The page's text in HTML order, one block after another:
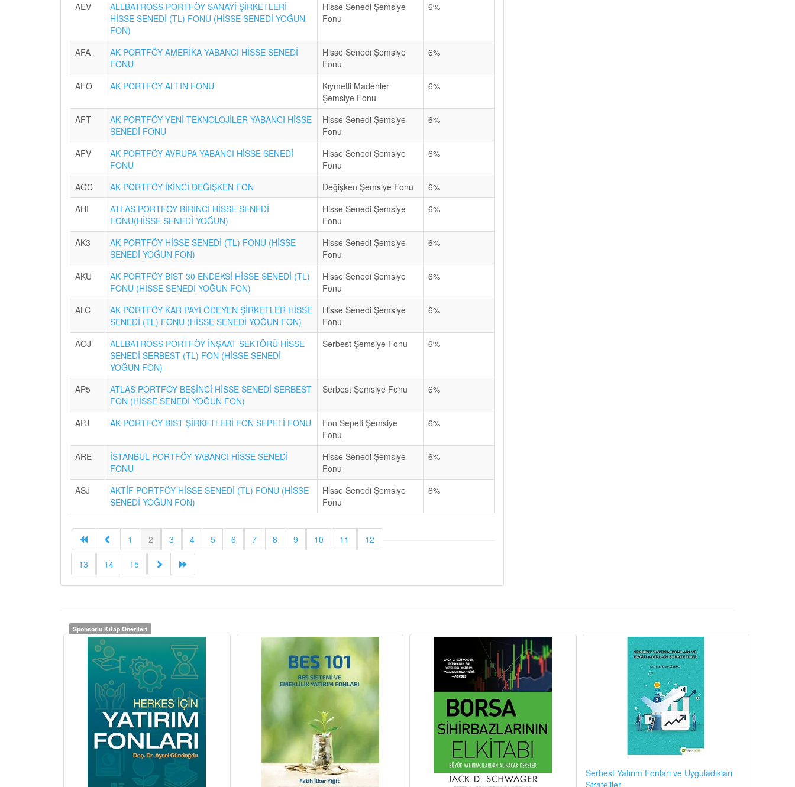
AEV
ALLBATROSS PORTFÖY SANAYİ ŞİRKETLERİ
HİSSE SENEDİ (TL) FONU (HİSSE SENEDİ YOĞUN
FON)
Hisse Senedi Şemsiye
Fonu
6%
AFA
AK PORTFÖY AMERİKA YABANCI HİSSE SENEDİ
FONU
Hisse Senedi Şemsiye
Fonu
6%
AFO AK PORTFÖY ALTIN FONU
Kıymetli Madenler
Şemsiye Fonu
6%
AFT
AK PORTFÖY YENİ TEKNOLOJİLER YABANCI HİSSE
SENEDİ FONU
Hisse Senedi Şemsiye
Fonu
6%
AFV
AK PORTFÖY AVRUPA YABANCI HİSSE SENEDİ
FONU
Hisse Senedi Şemsiye
Fonu
6%
AGC AK PORTFÖY İKİNCİ DEĞİŞKEN FON Değişken Şemsiye Fonu
6%
AHI
ATLAS PORTFÖY BİRİNCİ HİSSE SENEDİ
FONU(HİSSE SENEDİ YOĞUN)
Hisse Senedi Şemsiye
Fonu
6%
AK3
AK PORTFÖY HİSSE SENEDİ (TL) FONU (HİSSE
SENEDİ YOĞUN FON)
Hisse Senedi Şemsiye
Fonu
6%
AKU
AK PORTFÖY BIST 30 ENDEKSİ HİSSE SENEDİ (TL)
FONU (HİSSE SENEDİ YOĞUN FON)
Hisse Senedi Şemsiye
Fonu
6%
ALC
AK PORTFÖY KAR PAYI ÖDEYEN ŞİRKETLER HİSSE
SENEDİ (TL) FONU (HİSSE SENEDİ YOĞUN FON)
Hisse Senedi Şemsiye
Fonu
6%
AOJ
ALLBATROSS PORTFÖY İNŞAAT SEKTÖRÜ HİSSE
SENEDİ SERBEST (TL) FON (HİSSE SENEDİ
YOĞUN FON)
Serbest Şemsiye Fonu 6%
AP5
ATLAS PORTFÖY BEŞİNCİ HİSSE SENEDİ SERBEST
FON (HİSSE SENEDİ YOĞUN FON)
Serbest Şemsiye Fonu 6%
APJ AK PORTFÖY BIST ŞİRKETLERİ FON SEPETİ FONU
Fon Sepeti Şemsiye
Fonu
6%
ARE
İSTANBUL PORTFÖY YABANCI HİSSE SENEDİ
FONU
Hisse Senedi Şemsiye
Fonu
6%
ASJ
AKTİF PORTFÖY HİSSE SENEDİ (TL) FONU (HİSSE
SENEDİ YOĞUN FON)
Hisse Senedi Şemsiye
Fonu
6%
1 2 3 4 5 6 7 8 9 10 11 12
13 14 15
Sponsorlu Kitap Önerileri
Serbest Yatırım Fonları ve Uyguladıkları
Stratejiler